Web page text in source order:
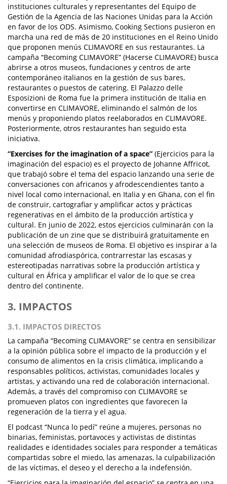
instituciones culturales y representantes del Equipo de
Gestión de la Agencia de las Naciones Unidas para la Acción
en favor de los ODS. Asimismo, Cooking Sections pusieron en
marcha una red de más de 20 instituciones en el Reino Unido
que proponen menús CLIMAVORE en sus restaurantes. La
campaña “Becoming CLIMAVORE” (Hacerse CLIMAVORE) busca
abrirse a otros museos, fundaciones y centros de arte
contemporáneo italianos en la gestión de sus bares,
restaurantes o puestos de catering. El Palazzo delle
Esposizioni de Roma fue la primera institución de Italia en
convertirse en CLIMAVORE, eliminando el salmón de los
menús y proponiendo platos reelaborados en CLIMAVORE.
Posteriormente, otros restaurantes han seguido esta
iniciativa.
“Exercises for the imagination of a space” (Ejercicios para la
imaginación del espacio) es el proyecto de Johanne Affricot,
que trabajó sobre el tema del espacio lanzando una serie de
conversaciones con africanos y afrodescendientes tanto a
nivel local como internacional, en Italia y en Ghana, con el fin
de construir, cartografiar y amplificar actos y prácticas
regenerativas en el ámbito de la producción artística y
cultural. En junio de 2022, estos ejercicios culminarán con la
publicación de un zine que se distribuirá gratuitamente en
una selección de museos de Roma. El objetivo es inspirar a la
comunidad afrodiaspórica, contrarrestar las escasas y
estereotipadas narrativas sobre la producción artística y
cultural en África y amplificar el valor de lo que se crea
dentro del continente.
3. IMPACTOS
3.1. IMPACTOS DIRECTOS
La campaña “Becoming CLIMAVORE” se centra en sensibilizar
a la opinión pública sobre el impacto de la producción y el
consumo de alimentos en la crisis climática, implicando a
responsables políticos, activistas, comunidades locales y
artistas, y activando una red de colaboración internacional.
Además, a través del compromiso con CLIMAVORE se
promueven platos con ingredientes que favorecen la
regeneración de la tierra y el agua.
El podcast “Nunca lo pedí” reúne a mujeres, personas no
binarias, feministas, portavoces y activistas de distintas
realidades e identidades sociales para responder a temáticas
compartidas sobre el miedo, las amenazas, la culpabilización
de las víctimas, el deseo y el derecho a la indefensión.